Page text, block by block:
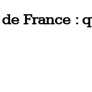
France :